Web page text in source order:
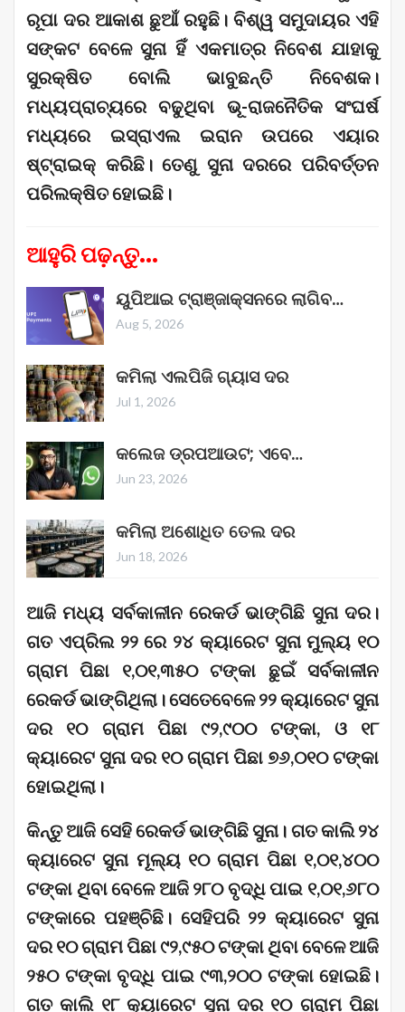
ରୂପା ଦର ଆକାଶ ଛୁଆଁ ରହୁଛି। ବିଶ୍ୱ ସମୁଦାୟର ଏହି
ସଙ୍କଟ ବେଳେ ସୁନା ହିଁ ଏକମାତ୍ର ନିବେଶ ଯାହାକୁ
ସୁରକ୍ଷିତ ବୋଲି ଭାବୁଛନ୍ତି ନିବେଶକ।
ମଧ୍ୟପ୍ରାଚ୍ୟରେ ବଢୁଥିବା ଭୂ-ରାଜନୈତିକ ସଂଘର୍ଷ
ମଧ୍ୟରେ ଇସ୍ରାଏଲ ଇରାନ ଉପରେ ଏୟାର
ଷ୍ଟ୍ରାଇକ୍ କରିଛି। ତେଣୁ ସୁନା ଦରରେ ପରିବର୍ତ୍ତନ
ପରିଲକ୍ଷିତ ହୋଇଛି।
ଆହୁରି ପଢ଼ନ୍ତୁ...
ୟୁପିଆଇ ଟ୍ରାଞ୍ଜାକ୍ସନରେ ଲାଗିବ…
Aug 5, 2026
କମିଲା ଏଲପିଜି ଗ୍ୟାସ ଦର
Jul 1, 2026
କଲେଜ ଡ୍ରପଆଉଟ; ଏବେ…
Jun 23, 2026
କମିଲା ଅଶୋଧିତ ତେଲ ଦର
Jun 18, 2026
ଆଜି ମଧ୍ୟ ସର୍ବକାଳୀନ ରେକର୍ଡ ଭାଙ୍ଗିଛି ସୁନା ଦର।
ଗତ ଏପ୍ରିଲ ୨୨ ରେ ୨୪ କ୍ୟାରେଟ ସୁନା ମୁଲ୍ୟ ୧୦
ଗ୍ରାମ ପିଛା ୧,୦୧,୩୫୦ ଟଙ୍କା ଛୁଇଁ ସର୍ବକାଳୀନ
ରେକର୍ଡ ଭାଙ୍ଗିଥିଲା। ସେତେବେଳେ ୨୨ କ୍ୟାରେଟ ସୁନା
ଦର ୧୦ ଗ୍ରାମ ପିଛା ୯୨,୯୦୦ ଟଙ୍କା, ଓ ୧୮
କ୍ୟାରେଟ ସୁନା ଦର ୧୦ ଗ୍ରାମ ପିଛା ୭୬,୦୧୦ ଟଙ୍କା
ହୋଇଥିଲା।
କିନ୍ତୁ ଆଜି ସେହି ରେକର୍ଡ ଭାଙ୍ଗିଛି ସୁନା। ଗତ କାଲି ୨୪
କ୍ୟାରେଟ ସୁନା ମୂଲ୍ୟ ୧୦ ଗ୍ରାମ ପିଛା ୧,୦୧,୪୦୦
ଟଙ୍କା ଥିବା ବେଳେ ଆଜି ୨୮୦ ବୃଦ୍ଧି ପାଇ ୧,୦୧,୬୮୦
ଟଙ୍କାରେ ପହଞ୍ଚିଛି। ସେହିପରି ୨୨ କ୍ୟାରେଟ ସୁନା
ଦର ୧୦ ଗ୍ରାମ ପିଛା ୯୨,୯୫୦ ଟଙ୍କା ଥିବା ବେଳେ ଆଜି
୨୫୦ ଟଙ୍କା ବୃଦ୍ଧି ପାଇ ୯୩,୨୦୦ ଟଙ୍କା ହୋଇଛି।
ଗତ କାଲି ୧୮ କ୍ୟାରେଟ ସୁନା ଦର ୧୦ ଗ୍ରାମ ପିଛା